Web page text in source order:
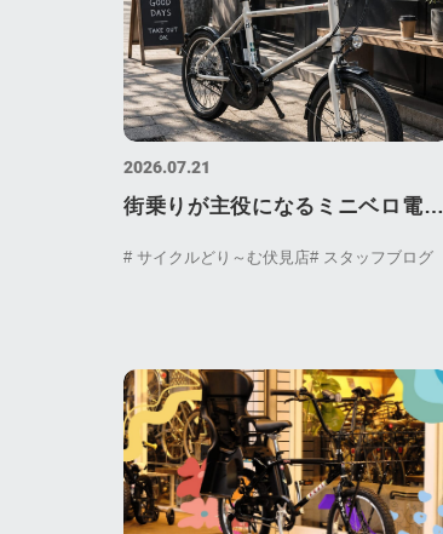
2026.07.21
街乗りが主役になるミニベロ電動
アシスト「PAS CRAIG ALLEY」
# サイクルどり～む伏見店# スタッフブログ